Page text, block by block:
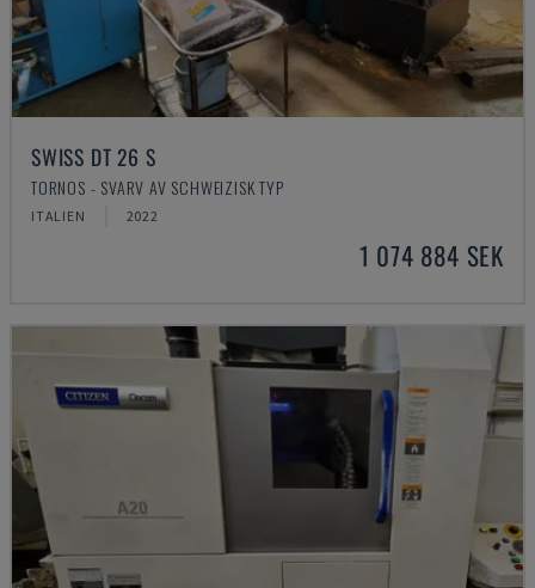
SWISS DT 26 S
TORNOS - SVARV AV SCHWEIZISK TYP
ITALIEN 2022
1 074 884 SEK